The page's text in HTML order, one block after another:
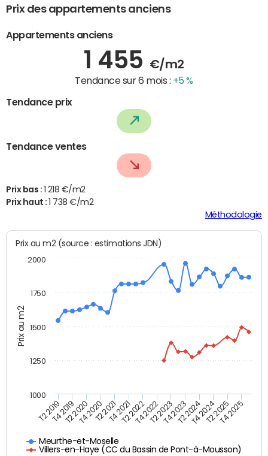
Prix des appartements anciens
Appartements anciens
1 455 €/m2
Tendance sur 6 mois : +5 %
Tendance prix
Tendance ventes
Prix bas : 1 218 €/m2
Prix haut :1 738 €/m2
Méthodologie
Prix au m2
Prix au m2 (source : estimations JDN)
Meurthe-et-Moselle
Villers-en-Haye (CC du Bassin de Pont-à-Mousson)
T2 2019T4 2019T2 2020T4 2020T2 2021T4 2021T2 2022T4 2022T2 2023T4 2023T2 2024T4 2024T2 2025T4 2025
2000
1000
1250
1500
1750